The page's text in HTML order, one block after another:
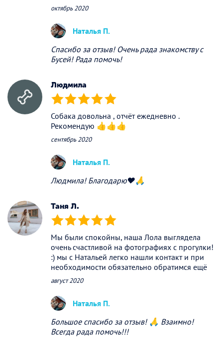
октябрь 2020
Наталья П.
Спасибо за отзыв! Очень рада знакомству с
Бусей! Рада помочь!
Людмила
(*) (*) (*) (*) (*)
Собака довольна , отчёт ежедневно .
Рекомендую 👍👍👍
сентябрь 2020
Наталья П.
Людмила! Благодарю❤🙏
Таня Л.
(*) (*) (*) (*) (*)
Мы были спокойны, наша Лола выглядела
очень счастливой на фотографиях с прогулки!
:) мы с Натальей легко нашли контакт и при
необходимости обязательно обратимся ещё
август 2020
Наталья П.
Большое спасибо за отзыв! 🙏 Взаимно!
Всегда рада помочь!!!